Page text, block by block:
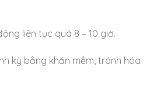
liên tục quá 8 – 10 giờ.
kỳ bằng khăn mềm, tránh hóa